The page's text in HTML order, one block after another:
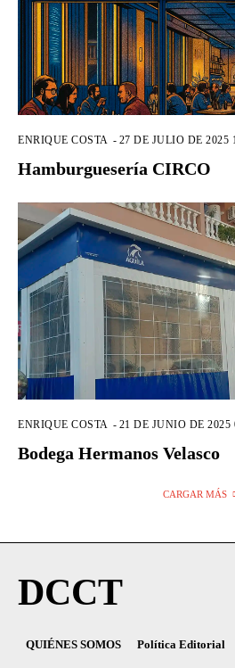
ENRIQUE COSTA - 27 DE JULIO DE 2025
Hamburguesería CIRCO
ENRIQUE COSTA - 21 DE JUNIO DE 2025
Bodega Hermanos Velasco
CARGAR MÁS
DCCT
QUIÉNES SOMOS Política Editorial